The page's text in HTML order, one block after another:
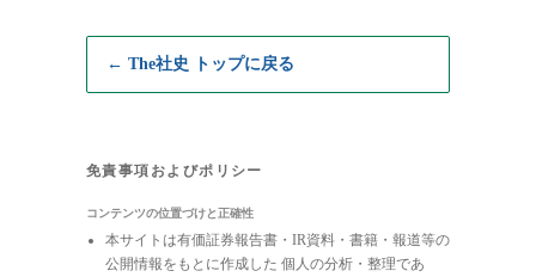
← The社史 トップに戻る
免責事項およびポリシー
コンテンツの位置づけと正確性
本サイトは有価証券報告書・IR資料・書籍・報道等の
公開情報をもとに作成した 個人の分析・整理であ